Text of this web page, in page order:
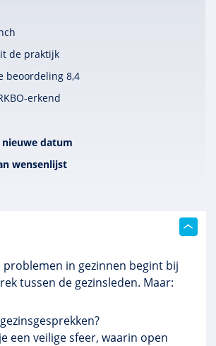
de praktijk
beoordeling 8,4
erkend
datum
wensenlijst
problemen in gezinnen begint bij
tussen de gezinsleden. Maar:
een veilige sfeer, waarin open